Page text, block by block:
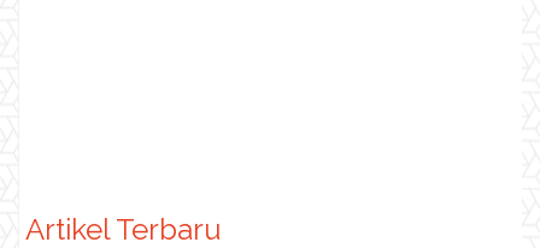
Artikel Terbaru